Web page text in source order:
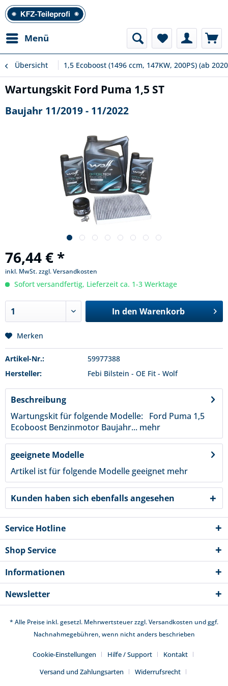
Menü
Übersicht 1,5 Ecoboost (1496 ccm, 147KW, 200PS) (ab
Wartungskit Ford Puma 1,5 ST
Baujahr 11/2019 - 11/2022
76,44 € *
inkl. MwSt.zzgl. Versandkosten
Sofort versandfertig, Lieferzeit ca. 1-3 Werktage
In den Warenkorb
Merken
Artikel-Nr.:
59977388
Hersteller:
Febi Bilstein - OE Fit - Wolf
Beschreibung
Wartungskit für folgende Modelle: Ford Puma 1,5
Ecoboost Benzinmotor Baujahr... mehr
geeignete Modelle
Artikel ist für folgende Modelle geeignet mehr
Kunden haben sich ebenfalls angesehen
Service Hotline
Shop Service
Informationen
Newsletter
* Alle Preise inkl. gesetzl. Mehrwertsteuer zzgl.Versandkosten und ggf.
Nachnahmegebühren, wenn nicht anders beschrieben
Cookie-Einstellungen Hilfe / Support
Kontakt
Versand und Zahlungsarten
Widerrufsrecht